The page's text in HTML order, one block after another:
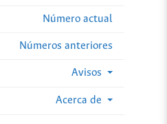
Número actual
Números anteriores
Avisos
Acerca de